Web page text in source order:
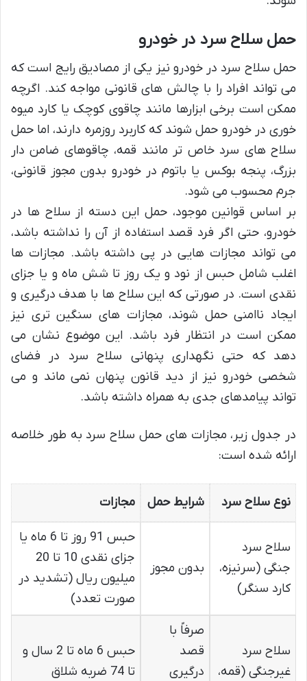
حمل سلاح سرد در خودرو
حمل سلاح سرد در خودرو نیز یکی از مصادیق رایج است که
می تواند افراد را با چالش های قانونی مواجه کند. اگرچه
ممکن است برخی ابزارها مانند چاقوی کوچک یا کارد میوه
خوری در خودرو حمل شوند که کاربرد روزمره دارند، اما حمل
سلاح های سرد خاص تر مانند قمه، چاقوهای ضامن دار
بزرگ، پنجه بوکس یا باتوم در خودرو بدون مجوز قانونی،
جرم محسوب می شود.
بر اساس قوانین موجود، حمل این دسته از سلاح ها در
خودرو، حتی اگر فرد قصد استفاده از آن را نداشته باشد،
می تواند مجازات هایی در پی داشته باشد. مجازات ها
اغلب شامل حبس از نود و یک روز تا شش ماه و یا جزای
نقدی است. در صورتی که این سلاح ها با هدف درگیری و
ایجاد ناامنی حمل شوند، مجازات های سنگین تری نیز
ممکن است در انتظار فرد باشد. این موضوع نشان می
دهد که حتی نگهداری پنهانی سلاح سرد در فضای
شخصی خودرو نیز از دید قانون پنهان نمی ماند و می
تواند پیامدهای جدی به همراه داشته باشد.
در جدول زیر، مجازات های حمل سلاح سرد به طور خلاصه
ارائه شده است:
نوع سلاح سرد شرایط حمل مجازات
سلاح سرد
جنگی (سرنیزه،
کارد سنگر)
بدون مجوز
حبس 91 روز تا 6 ماه یا
جزای نقدی 10 تا 20
میلیون ریال (تشدید در
صورت تعدد)
سلاح سرد
غیرجنگی (قمه،
صرفاً با
قصد
درگیری
حبس 6 ماه تا 2 سال و
تا 74 ضربه شلاق